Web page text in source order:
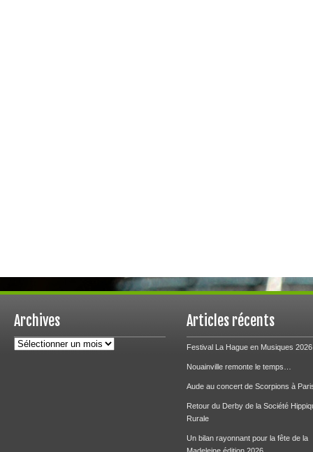
Archives
Archives
Articles récents
Festival La Hague en Musiques 2026
Nouainville remonte le temps…
Aude au concert de Scorpions à
Retour du Derby de la Société
Rurale
Un bilan rayonnant pour la fête de la